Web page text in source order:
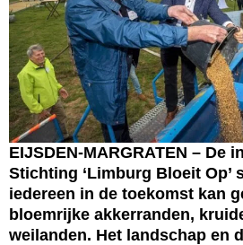
EIJSDEN-MARGRATEN – De
Stichting ‘Limburg Bloeit Op’
iedereen in de toekomst kan
bloemrijke akkerranden,
weilanden. Het landschap en